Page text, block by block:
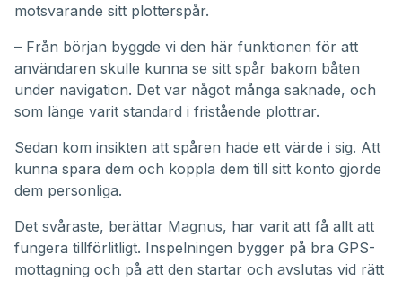
motsvarande sitt plotterspår.
– Från början byggde vi den här funktionen för att
användaren skulle kunna se sitt spår bakom båten
under navigation. Det var något många saknade, och
som länge varit standard i fristående plottrar.
Sedan kom insikten att spåren hade ett värde i sig. Att
kunna spara dem och koppla dem till sitt konto gjorde
dem personliga.
Det svåraste, berättar Magnus, har varit att få allt att
fungera tillförlitligt. Inspelningen bygger på bra GPS-
mottagning och på att den startar och avslutas vid rätt